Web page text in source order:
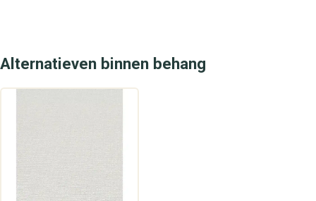
Alternatieven binnen behang